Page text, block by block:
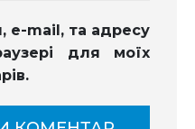
e-mail, та адресу
для моїх